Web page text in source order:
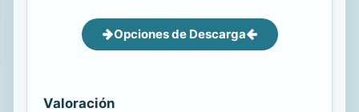
Opciones de Descarga
Valoración